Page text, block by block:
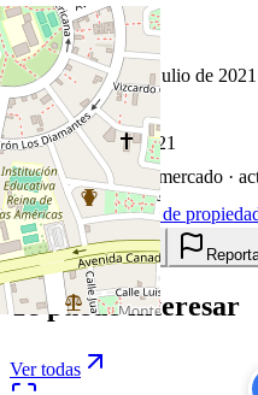
Cómo llegar
Publicado 1 de julio de 2021
18visitas
1 de julio de 2021
1862días en el mercado ·
Descargar ficha de
Añadir a tablero
Te puede interesar
Ver todas